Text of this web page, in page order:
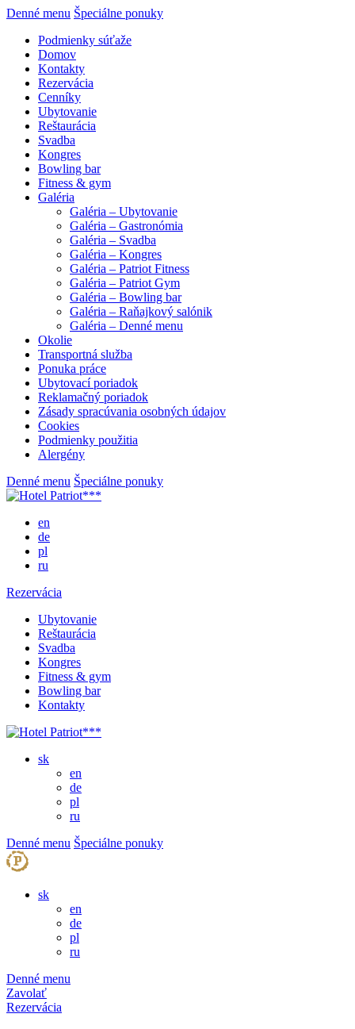
Denné menu Špeciálne ponuky
Podmienky súťaže
Domov
Kontakty
Rezervácia
Cenníky
Ubytovanie
Reštaurácia
Svadba
Kongres
Bowling bar
Fitness & gym
Galéria
Galéria – Ubytovanie
Galéria – Gastronómia
Galéria – Svadba
Galéria – Kongres
Galéria – Patriot Fitness
Galéria – Patriot Gym
Galéria – Bowling bar
Galéria – Raňajkový salónik
Galéria – Denné menu
Okolie
Transportná služba
Ponuka práce
Ubytovací poriadok
Reklamačný poriadok
Zásady spracúvania osobných údajov
Cookies
Podmienky použitia
Alergény
Denné menu Špeciálne ponuky
en
de
pl
ru
Rezervácia
Ubytovanie
Reštaurácia
Svadba
Kongres
Fitness & gym
Bowling bar
Kontakty
sk
en
de
pl
ru
Denné menu Špeciálne ponuky
sk
en
de
pl
ru
Denné menu
Zavolať
Rezervácia